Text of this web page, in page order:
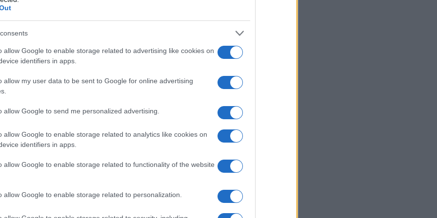
allow Google to enable storage related to advertising like cookies on
identifiers in apps.
allow my user data to be sent to Google for online advertising
allow Google to send me personalized advertising.
allow Google to enable storage related to analytics like cookies on
identifiers in apps.
allow Google to enable storage related to functionality of the website
allow Google to enable storage related to personalization.